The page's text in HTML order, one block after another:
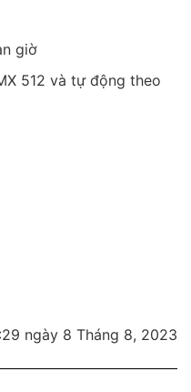
giờ
512 và tự động theo
ngày 8 Tháng 8, 2023